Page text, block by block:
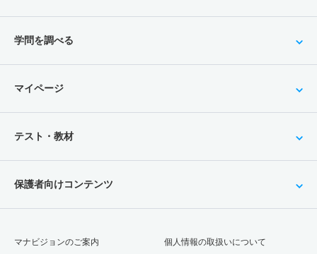
学問を調べる
マイページ
テスト・教材
保護者向けコンテンツ
マナビジョンのご案内 個人情報の取扱いについて